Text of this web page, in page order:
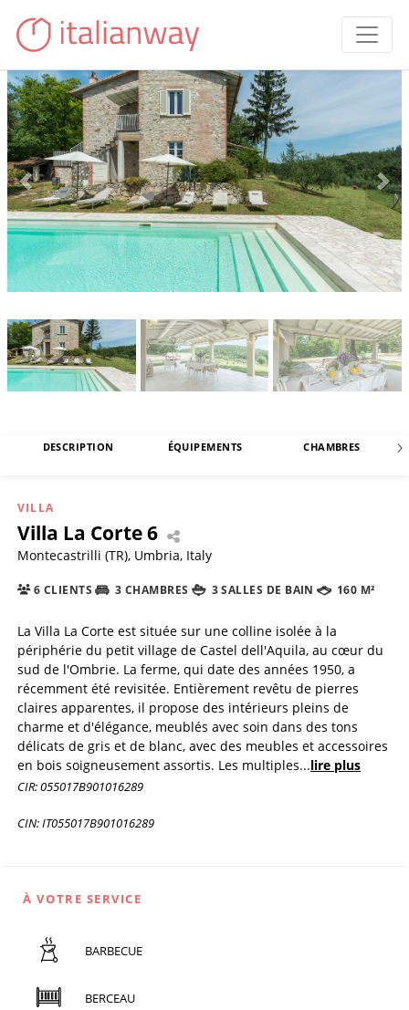
DESCRIPTION ÉQUIPEMENTS CHAMBRES
VILLA
Villa La Corte 6
Montecastrilli (TR), Umbria, Italy
6 CLIENTS 3 CHAMBRES 3 SALLES DE BAIN 160 M²
La Villa La Corte est située sur une colline isolée à la
périphérie du petit village de Castel dell'Aquila, au cœur du
sud de l'Ombrie. La ferme, qui date des années 1950, a
récemment été revisitée. Entièrement revêtu de pierres
claires apparentes, il propose des intérieurs pleins de
charme et d'élégance, meublés avec soin dans des tons
délicats de gris et de blanc, avec des meubles et accessoires
en bois soigneusement assortis. Les multiples...lire plus
CIR: 055017B901016289
CIN: IT055017B901016289
À VOTRE SERVICE
BARBECUE
BERCEAU